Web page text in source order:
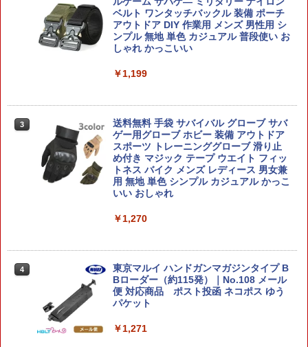
￥2,200
ロボット プラモデル LEDユニット 赤黄
￥2,280
ポケモンプラモコレクション カセキポケ
モンシリーズ ガチゴラス ｜ ポケットモ
ンスター ポケプラ ポケモンビルド フィ
具 BANDAI
【5％OFFクーポン＆P5倍】rolife 立体
パズル 木製 建築 3Dウッドパズル 五重塔
ぞ継ぎ式 接着剤不要 創造の喜び ストレ
ンプリートBOX
￥7,920
イ】
￥2,280
送料無料◆るかっぷ HUNTER×HUNTER
ゾルディック) メガハウス フィギュア
S.H.Figuarts 『アベンジャーズ/エンド
NFINITY SAGA） (塗装済み可動フィギ
ベルト ワンタッチバックル 装備 ポーチ
アウトドア DIY 作業用 メンズ 男性用 シ
ンプル 無地 単色 カジュアル 普段使い お
しゃれ かっこいい
￥1,199
3
送料無料 手袋 サバイバル グローブ サバ
ゲー用グローブ ホビー 装備 アウトドア
スポーツ トレーニンググローブ 滑り止
め付き マジック テープ ウエイト フィッ
トネス バイク メンズ レディース 男女兼
用 無地 単色 シンプル カジュアル かっこ
いい おしゃれ
￥1,270
4
東京マルイ ハンドガンマガジンタイプ B
Bローダー（約115発）｜No.108 メール
便 対応商品 ポスト投函 ネコポス ゆう
パケット
￥1,271